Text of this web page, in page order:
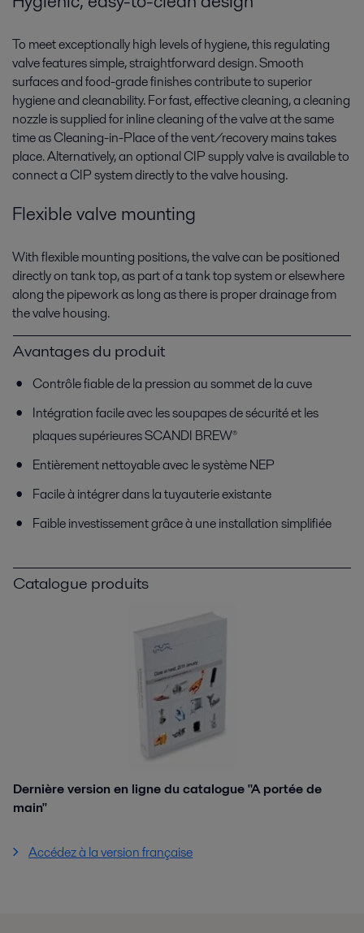
To meet exceptionally high levels of hygiene, this regulating
valve features simple, straightforward design. Smooth
surfaces and food-grade finishes contribute to superior
hygiene and cleanability. For fast, effective cleaning, a cleaning
nozzle is supplied for inline cleaning of the valve at the same
time as Cleaning-in-Place of the vent/recovery mains takes
place. Alternatively, an optional CIP supply valve is available to
connect a CIP system directly to the valve housing.
Flexible valve mounting
With flexible mounting positions, the valve can be positioned
directly on tank top, as part of a tank top system or elsewhere
along the pipework as long as there is proper drainage from
the valve housing.
Avantages du produit
Contrôle fiable de la pression au sommet de la cuve
Intégration facile avec les soupapes de sécurité et les
plaques supérieures SCANDI BREW®
Entièrement nettoyable avec le système NEP
Facile à intégrer dans la tuyauterie existante
Faible investissement grâce à une installation simplifiée
Catalogue produits
Dernière version en ligne du catalogue "A portée de
main"
Accédez à la version française